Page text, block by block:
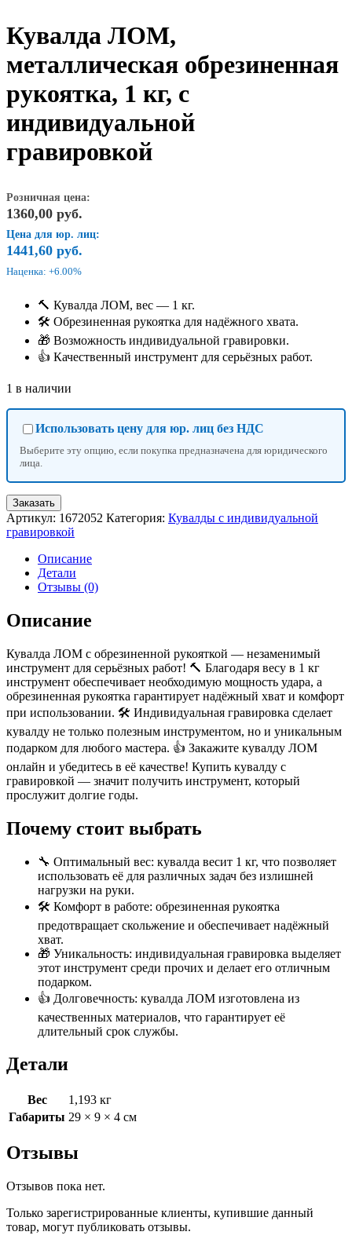
Кувалда ЛОМ,
металлическая обрезиненная
рукоятка, 1 кг, с
индивидуальной
гравировкой
Розничная цена:
1360,00 руб.
Цена для юр. лиц:
1441,60 руб.
Наценка: +6.00%
🔨 Кувалда ЛОМ, вес — 1 кг.
🛠 Обрезиненная рукоятка для надёжного хвата.
🎁 Возможность индивидуальной гравировки.
👍 Качественный инструмент для серьёзных работ.
1 в наличии
Использовать цену для юр. лиц без НДС
Выберите эту опцию, если покупка предназначена для юридического
лица.
Количество
товара
Кувалда
ЛОМ,
металлическая
обрезиненная
рукоятка,
кг,
с
гравировкой
Заказать
Артикул: 1672052 Категория: Кувалды с индивидуальной
гравировкой
Описание
Детали
Отзывы (0)
Описание
Кувалда ЛОМ с обрезиненной рукояткой — незаменимый
инструмент для серьёзных работ! 🔨 Благодаря весу в 1 кг
инструмент обеспечивает необходимую мощность удара, а
обрезиненная рукоятка гарантирует надёжный хват и комфорт
при использовании. 🛠 Индивидуальная гравировка сделает
кувалду не только полезным инструментом, но и уникальным
подарком для любого мастера. 👍 Закажите кувалду ЛОМ
онлайн и убедитесь в её качестве! Купить кувалду с
гравировкой — значит получить инструмент, который
прослужит долгие годы.
Почему стоит выбрать
🔧 Оптимальный вес: кувалда весит 1 кг, что позволяет
использовать её для различных задач без излишней
нагрузки на руки.
🛠 Комфорт в работе: обрезиненная рукоятка
предотвращает скольжение и обеспечивает надёжный
хват.
🎁 Уникальность: индивидуальная гравировка выделяет
этот инструмент среди прочих и делает его отличным
подарком.
👍 Долговечность: кувалда ЛОМ изготовлена из
качественных материалов, что гарантирует её
длительный срок службы.
Детали
Вес
1,193 кг
Габариты 29 × 9 × 4 см
Отзывы
Отзывов пока нет.
Только зарегистрированные клиенты, купившие данный
товар, могут публиковать отзывы.